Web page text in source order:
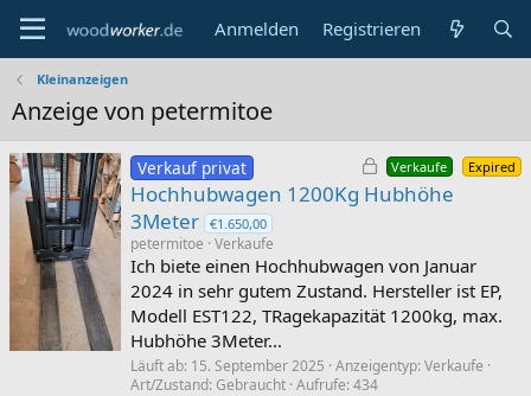
Anmelden Registrieren
Kleinanzeigen
Anzeige von petermitoe
G
e
e
r
r
Verkaufe Expired
Verkauf privat
Hochhubwagen 1200Kg Hubhöhe
3Meter €1.650,00
petermitoe Verkaufe
Ich biete einen Hochhubwagen von Januar
2024 in sehr gutem Zustand. Hersteller ist EP,
Modell EST122, TRagekapazität 1200kg, max.
Hubhöhe 3Meter...
Läuft ab 15. September 2025 Anzeigentyp Verkaufe
Art/Zustand Gebraucht Aufrufe 434